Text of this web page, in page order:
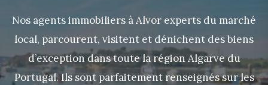
Nos agents immobiliers à Alvor experts du marché
local, parcourent, visitent et dénichent des biens
d’exception dans toute la région Algarve du
Portugal. Ils sont parfaitement renseignés sur les